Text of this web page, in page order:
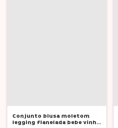
Conjunto blusa moletom
legging flanelada bebe vinho